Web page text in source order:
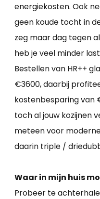
energiekosten. Ook
geen koude tocht in
zeg maar dag tegen
heb je veel minder
Bestellen van HR++
€3600, daarbij
kostenbesparing van
toch al jouw kozijnen
meteen voor
daarin triple /
Waar in mijn huis
Probeer te